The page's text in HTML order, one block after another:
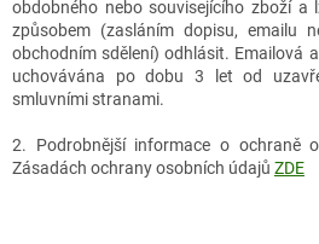
obdobného nebo souvisejícího zboží a
způsobem (zasláním dopisu, emailu
obchodním sdělení) odhlásit. Emailová
uchovávána po dobu 3 let od
smluvními stranami.
2. Podrobnější informace o ochraně
Zásadách ochrany osobních údajů ZDE